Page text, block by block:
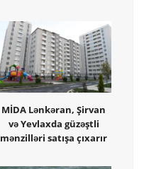
MİDA Lənkəran, Şirvan
və Yevlaxda güzəştli
mənzilləri satışa çıxarır